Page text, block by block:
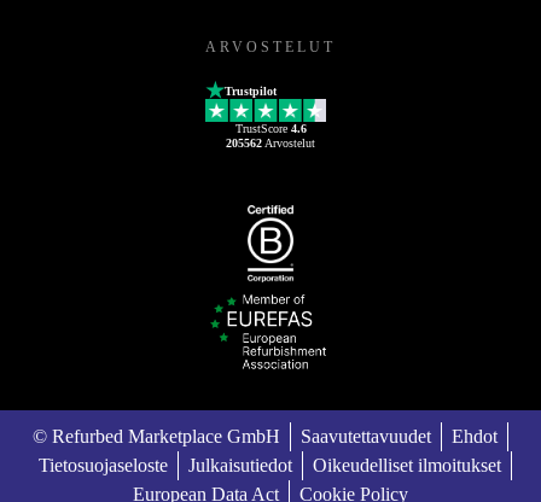
ARVOSTELUT
Trustpilot
TrustScore 4.6
205562 Arvostelut
© Refurbed Marketplace GmbH Saavutettavuudet
Ehdot
Tietosuojaseloste
Julkaisutiedot
Oikeudelliset ilmoitukset
European Data Act
Cookie Policy